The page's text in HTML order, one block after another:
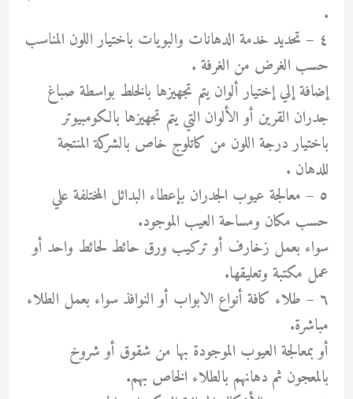
.
٤ – تحديد خدمة الدهانات والبويات باختيار اللون المناسب
حسب الغرض من الغرفة .
إضافة إلي إختيار ألوان يتم تجهيزها بالخلط بواسطة صباغ
جدران القرين أو الألوان التي يتم تجهيزها بالكومبيوتر
باختيار درجة اللون من كاتلوج خاص بالشركة المنتجة
للدهان .
٥ – معالجة عيوب الجدران بإعطاء البدائل المختلفة علي
حسب مكان ومساحة العيب الموجود.
سواء بعمل زخارف أو تركيب ورق حائط لحائط واحد أو
عمل مكتبة وتعليقها.
٦ – طلاء كافة أنواع الابواب أو النوافذ سواء بعمل الطلاء
مباشرة.
أو بمعالجة العيوب الموجودة بها من شقوق أو شروخ
بالمعجون ثم دهانهم بالطلاء الخاص بهم.